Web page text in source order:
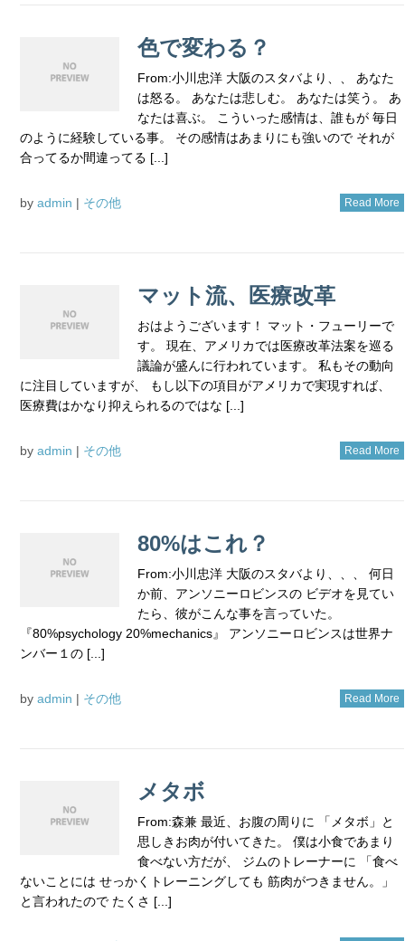
色で変わる？
From:小川忠洋 大阪のスタバより、、 あなた
は怒る。 あなたは悲しむ。 あなたは笑う。 あ
なたは喜ぶ。 こういった感情は、誰もが 毎日
のように経験している事。 その感情はあまりにも強いので それが
合ってるか間違ってる [...]
by admin | その他 Read More
マット流、医療改革
おはようございます！ マット・フューリーで
す。 現在、アメリカでは医療改革法案を巡る
議論が盛んに行われています。 私もその動向
に注目していますが、 もし以下の項目がアメリカで実現すれば、
医療費はかなり抑えられるのではな [...]
by admin | その他 Read More
80%はこれ？
From:小川忠洋 大阪のスタバより、、、 何日
か前、アンソニーロビンスの ビデオを見てい
たら、彼がこんな事を言っていた。
『80%psychology 20%mechanics』 アンソニーロビンスは世界ナ
ンバー１の [...]
by admin | その他 Read More
メタボ
From:森兼 最近、お腹の周りに 「メタボ」と
思しきお肉が付いてきた。 僕は小食であまり
食べない方だが、 ジムのトレーナーに 「食べ
ないことには せっかくトレーニングしても 筋肉がつきません。」
と言われたので たくさ [...]